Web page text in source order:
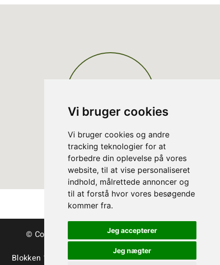
Vi bruger cookies
Vi bruger cookies og andre
tracking teknologier for at
forbedre din oplevelse på vores
website, til at vise personaliseret
indhold, målrettede annoncer og
til at forstå hvor vores besøgende
kommer fra.
Jeg accepterer
Jeg nægter
© Copyright Dänische Christbäume - Bäume &
Schnittgrün
Blokken 15 | DK-3460 Birkerød | Tlf.:+45 45 35 24 12